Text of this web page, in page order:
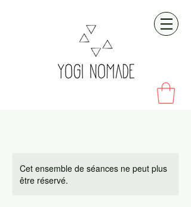
Cet ensemble de séances ne peut plus
être réservé.